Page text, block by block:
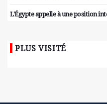
L'Égypte appelle à une position
PLUS VISITÉ